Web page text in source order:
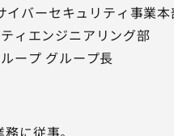
イバーセキュリティ事業
ィエンジニアリング部
ープ グループ長
に従事。